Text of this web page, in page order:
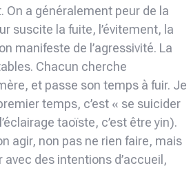
On a généralement peur de la
suscite la fuite, l’évitement, la
manifeste de l’agressivité. La
Chacun cherche
et passe son temps à fuir. Je
temps, c’est « se suicider
taoïste, c’est être yin).
agir, non pas ne rien faire, mais
des intentions d’accueil,